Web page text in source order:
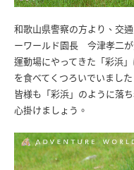
和歌山県警察の方より、交
ーワールド園長 今津孝二が
運動場にやってきた「彩浜
を食べてくつろいでいました
皆様も「彩浜」のように落
心掛けましょう。